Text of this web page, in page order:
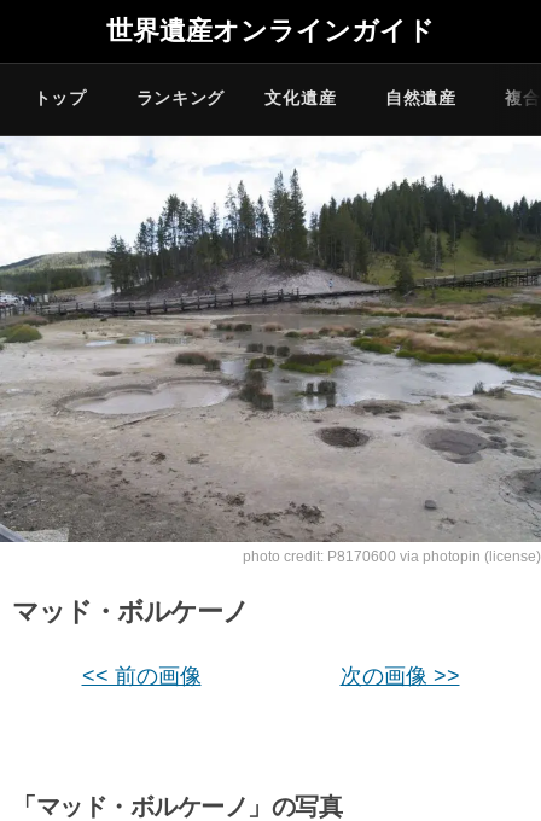
世界遺産オンラインガイド
トップ ランキング 文化遺産 自然遺産 複
photo credit: P8170600 via photopin (license)
マッド・ボルケーノ
<< 前の画像 次の画像 >>
「マッド・ボルケーノ」の写真